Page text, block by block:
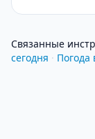
Связанные
сегодня · Погода